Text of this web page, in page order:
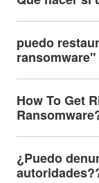
puedo
How To Get
¿Puedo